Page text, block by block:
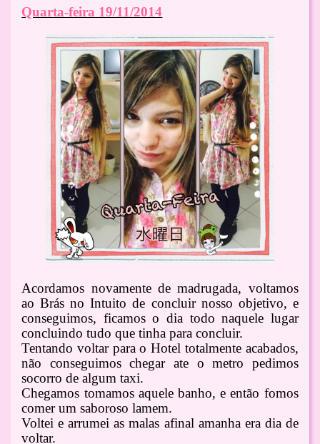
Quarta-feira 19/11/2014
Acordamos novamente de madrugada, voltamos
ao Brás no Intuito de concluir nosso objetivo, e
conseguimos, ficamos o dia todo naquele lugar
concluindo tudo que tinha para concluir.
Tentando voltar para o Hotel totalmente acabados,
não conseguimos chegar ate o metro pedimos
socorro de algum taxi.
Chegamos tomamos aquele banho, e então fomos
comer um saboroso lamem.
Voltei e arrumei as malas afinal amanha era dia de
voltar.